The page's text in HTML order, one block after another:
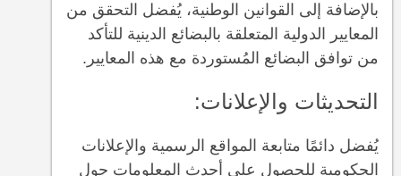
بالإضافة إلى القوانين الوطنية، يُفضل التحقق من
المعايير الدولية المتعلقة بالبضائع الدينية للتأكد
من توافق البضائع المُستوردة مع هذه المعايير.
التحديثات والإعلانات:
يُفضل دائمًا متابعة المواقع الرسمية والإعلانات
الحكومية للحصول على أحدث المعلومات حول